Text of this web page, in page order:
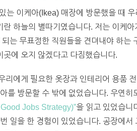
는 이케아(Ikea) 매장에 방문했을 때
하늘의 별따기였습니다. 저는 이케
는 무표정한 직원들을 견뎌내야 하
에 오지 않겠다고 다짐했습니다.
리에게 필요한 옷장과 인테리어 용품
를 방문할 수 밖에 없었습니다. 우연히
Jobs Strategy)”을 읽고 있었습니
일을 한 경험이 있었습니다. 공장에